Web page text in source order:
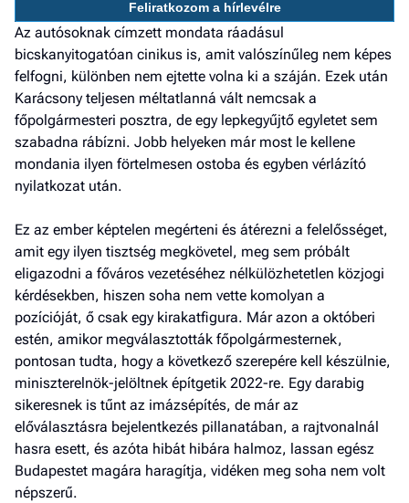
a
Feliratkozom a hírlevélre
Az autósoknak címzett mondata ráadásul
bicskanyitogatóan cinikus is, amit valószínűleg nem képes
felfogni, különben nem ejtette volna ki a száján. Ezek után
Karácsony teljesen méltatlanná vált nemcsak a
főpolgármesteri posztra, de egy lepkegyűjtő egyletet sem
szabadna rábízni. Jobb helyeken már most le kellene
mondania ilyen förtelmesen ostoba és egyben vérlázító
nyilatkozat után.
Ez az ember képtelen megérteni és átérezni a felelősséget,
amit egy ilyen tisztség megkövetel, meg sem próbált
eligazodni a főváros vezetéséhez nélkülözhetetlen közjogi
kérdésekben, hiszen soha nem vette komolyan a
pozícióját, ő csak egy kirakatfigura. Már azon a októberi
estén, amikor megválasztották főpolgármesternek,
pontosan tudta, hogy a következő szerepére kell készülnie,
miniszterelnök-jelöltnek építgetik 2022-re. Egy darabig
sikeresnek is tűnt az imázsépítés, de már az
előválasztásra bejelentkezés pillanatában, a rajtvonalnál
hasra esett, és azóta hibát hibára halmoz, lassan egész
Budapestet magára haragítja, vidéken meg soha nem volt
népszerű.